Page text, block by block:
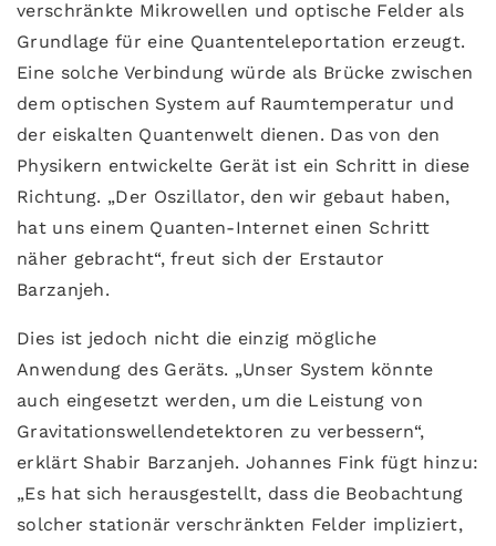
verschränkte Mikrowellen und optische Felder als
Grundlage für eine Quantenteleportation erzeugt.
Eine solche Verbindung würde als Brücke zwischen
dem optischen System auf Raumtemperatur und
der eiskalten Quantenwelt dienen. Das von den
Physikern entwickelte Gerät ist ein Schritt in diese
Richtung. „Der Oszillator, den wir gebaut haben,
hat uns einem Quanten-Internet einen Schritt
näher gebracht“, freut sich der Erstautor
Barzanjeh.
Dies ist jedoch nicht die einzig mögliche
Anwendung des Geräts. „Unser System könnte
auch eingesetzt werden, um die Leistung von
Gravitationswellendetektoren zu verbessern“,
erklärt Shabir Barzanjeh. Johannes Fink fügt hinzu:
„Es hat sich herausgestellt, dass die Beobachtung
solcher stationär verschränkten Felder impliziert,